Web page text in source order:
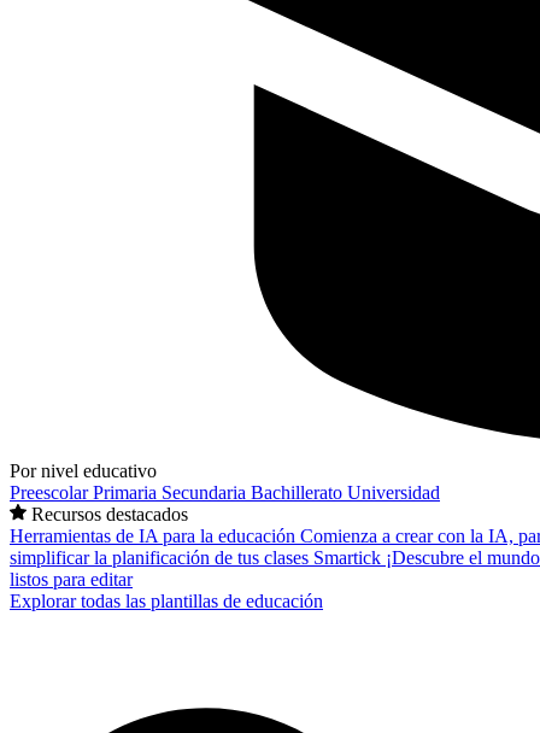
Por nivel educativo
PreescolarPrimaria Secundaria Bachillerato Universidad
Recursos destacados
Herramientas de IA para la educación Comienza a crear con la IA,
simplificar la planificación de tus clases Smartick ¡Descubre el
listos para editar
Explorar todas las plantillas de educación